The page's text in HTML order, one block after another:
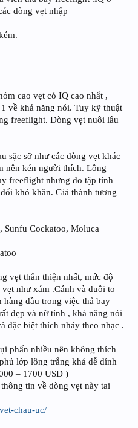
dòng vẹt nhập
cao vẹt có IQ cao nhất ,
về khả năng nói. Tuy kỹ thuật
freeflight. Dòng vẹt nuôi lâu
sặc sỡ như các dòng vẹt khác
nên kén người thích. Lông
freeflight nhưng do tập tính
khó khăn. Giá thành tương
Sunfu Cockatoo, Moluca
vẹt thân thiện nhất, mức độ
như xám .Cánh và đuôi to
đầu trong việc thả bay
đẹp và nữ tính , khả năng nói
đặc biệt thích nhảy theo nhạc .
phấn nhiều nên không thích
lớp lông trắng khá dễ dính
– 1700 USD )
tin về dòng vẹt này tai
chau-uc/